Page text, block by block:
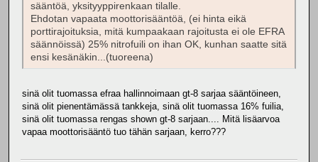
sääntöä, yksityyppirenkaan tilalle.
Ehdotan vapaata moottorisääntöä, (ei hinta eikä
porttirajoituksia, mitä kumpaakaan rajoitusta ei ole EFRA
säännöissä) 25% nitrofuili on ihan OK, kunhan saatte sitä
ensi kesänäkin...(tuoreena)
sinä olit tuomassa efraa hallinnoimaan gt-8 sarjaa sääntöineen,
sinä olit pienentämässä tankkeja, sinä olit tuomassa 16% fuilia,
sinä olit tuomassa rengas shown gt-8 sarjaan.... Mitä lisäarvoa
vapaa moottorisääntö tuo tähän sarjaan, kerro???